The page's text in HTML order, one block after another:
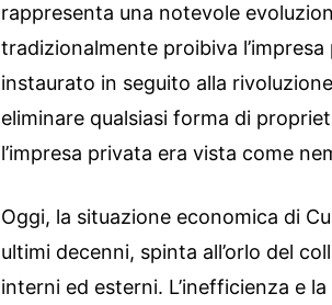
rappresenta una notevole
tradizionalmente proibiva
instaurato in seguito alla
eliminare qualsiasi forma di
l’impresa privata era vista come
Oggi, la situazione economica di
ultimi decenni, spinta all’orlo del
interni ed esterni. L’inefficienza e